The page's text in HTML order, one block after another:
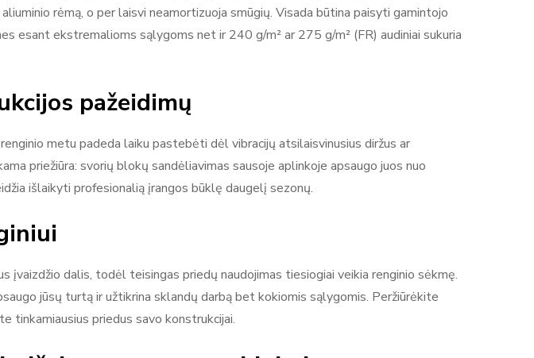
rėmą, o per laisvi neamortizuoja smūgių. Visada būtina paisyti gamintojo
esant ekstremalioms sąlygoms net ir 240 g/m² ar 275 g/m² (FR) audiniai sukuria
pažeidimų
metu padeda laiku pastebėti dėl vibracijų atsilaisvinusius diržus ar
priežiūra: svorių blokų sandėliavimas sausoje aplinkoje apsaugo juos nuo
išlaikyti profesionalią įrangos būklę daugelį sezonų.
įvaizdžio dalis, todėl teisingas priedų naudojimas tiesiogiai veikia renginio sėkmę.
jūsų turtą ir užtikrina sklandų darbą bet kokiomis sąlygomis. Peržiūrėkite
tinkamiausius priedus savo konstrukcijai.